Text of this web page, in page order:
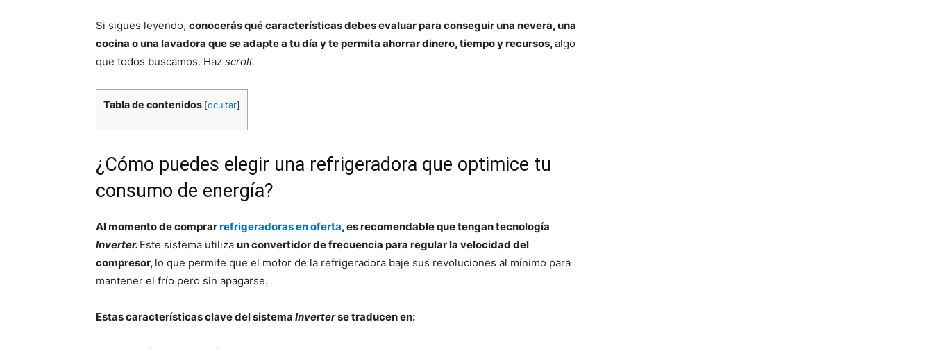
Si sigues leyendo, conocerás qué características debes evaluar para conseguir una nevera, una
cocina o una lavadora que se adapte a tu día y te permita ahorrar dinero, tiempo y recursos,algo
que todos buscamos. Haz scroll.
Tabla de contenidos [ocultar]
¿Cómo puedes elegir una refrigeradora que optimice tu
consumo de energía?
Al momento de comprarrefrigeradoras en oferta, es recomendable que tengan tecnología
Inverter. Este sistema utiliza un convertidor de frecuencia para regular la velocidad del
compresor, lo que permite que el motor de la refrigeradora baje sus revoluciones al mínimo para
mantener el frío pero sin apagarse.
Estas características clave del sistema Inverterse traducen en: